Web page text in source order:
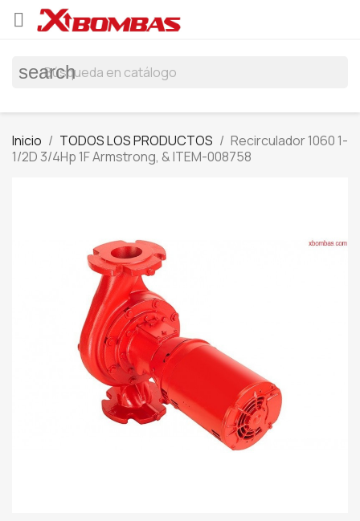

search
Inicio TODOS LOS PRODUCTOS
Recirculador 1060 1-
1/2D 3/4Hp 1F Armstrong, & ITEM-008758